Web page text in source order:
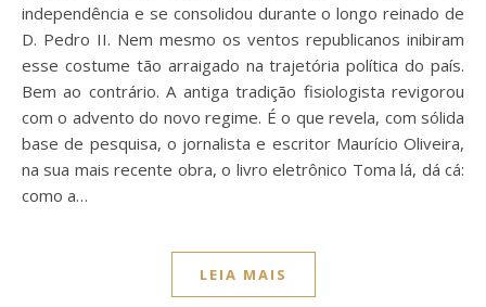
independência e se consolidou durante o longo reinado de
D. Pedro II. Nem mesmo os ventos republicanos inibiram
esse costume tão arraigado na trajetória política do país.
Bem ao contrário. A antiga tradição fisiologista revigorou
com o advento do novo regime. É o que revela, com sólida
base de pesquisa, o jornalista e escritor Maurício Oliveira,
na sua mais recente obra, o livro eletrônico Toma lá, dá cá:
como a…
LEIA MAIS